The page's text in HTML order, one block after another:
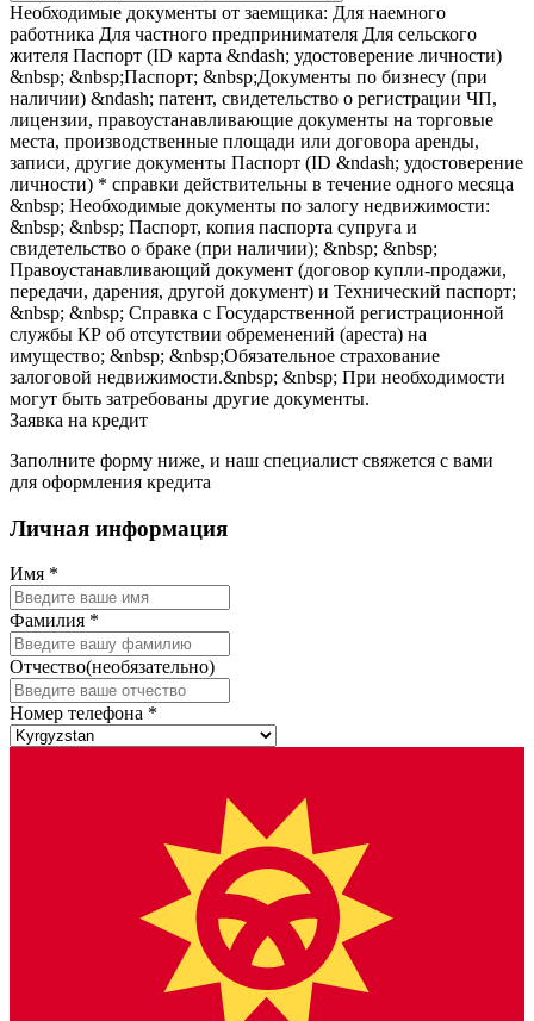
Необходимые документы от заемщика: Для наемного
работника Для частного предпринимателя Для сельского
жителя Паспорт (ID карта &ndash; удостоверение личности)
&nbsp; &nbsp;Паспорт; &nbsp;Документы по бизнесу (при
наличии) &ndash; патент, свидетельство о регистрации ЧП,
лицензии, правоустанавливающие документы на торговые
места, производственные площади или договора аренды,
записи, другие документы Паспорт (ID &ndash; удостоверение
личности) * справки действительны в течение одного месяца
&nbsp; Необходимые документы по залогу недвижимости:
&nbsp; &nbsp; Паспорт, копия паспорта супруга и
свидетельство о браке (при наличии); &nbsp; &nbsp;
Правоустанавливающий документ (договор купли-продажи,
передачи, дарения, другой документ) и Технический паспорт;
&nbsp; &nbsp; Справка с Государственной регистрационной
службы КР об отсутствии обременений (ареста) на
имущество; &nbsp; &nbsp;Обязательное страхование
залоговой недвижимости.&nbsp; &nbsp; При необходимости
могут быть затребованы другие документы.
Заявка на кредит
Заполните форму ниже, и наш специалист свяжется с вами
для оформления кредита
Личная информация
Имя *
Фамилия *
Отчество(необязательно)
Номер телефона *